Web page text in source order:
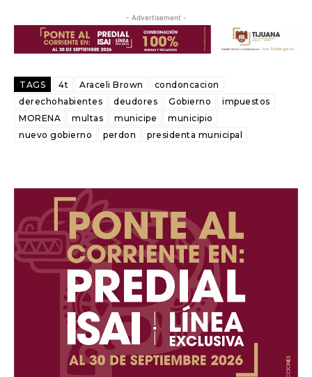
- Advertisement -
TAGS 4t Araceli Brown
condoncacion
derechohabientes
deudores Gobierno
impuestos
MORENA
multas municipe
municipio
nuevo gobierno
perdon presidenta municipal